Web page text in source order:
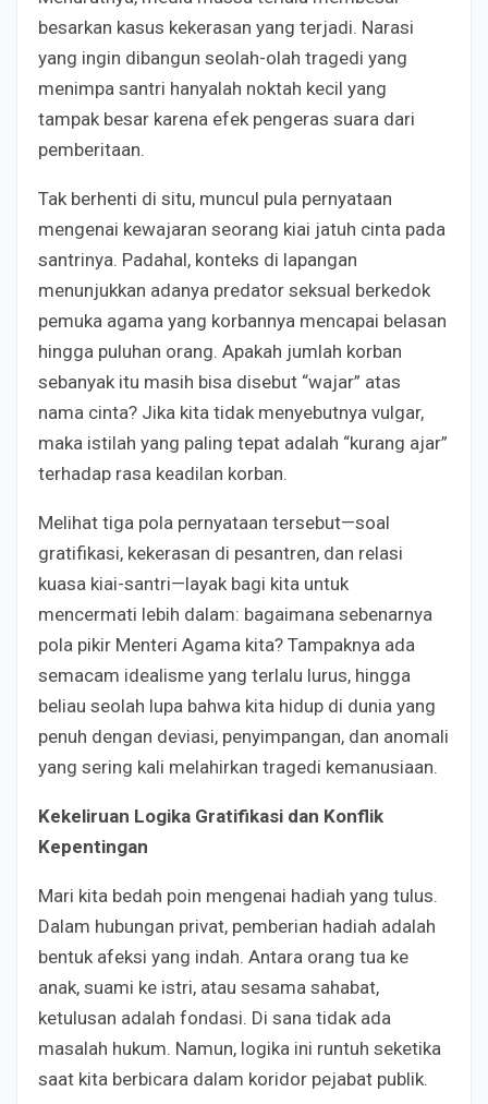
besarkan kasus kekerasan yang terjadi. Narasi
yang ingin dibangun seolah-olah tragedi yang
menimpa santri hanyalah noktah kecil yang
tampak besar karena efek pengeras suara dari
pemberitaan.
Tak berhenti di situ, muncul pula pernyataan
mengenai kewajaran seorang kiai jatuh cinta pada
santrinya. Padahal, konteks di lapangan
menunjukkan adanya predator seksual berkedok
pemuka agama yang korbannya mencapai belasan
hingga puluhan orang. Apakah jumlah korban
sebanyak itu masih bisa disebut “wajar” atas
nama cinta? Jika kita tidak menyebutnya vulgar,
maka istilah yang paling tepat adalah “kurang ajar”
terhadap rasa keadilan korban.
Melihat tiga pola pernyataan tersebut—soal
gratifikasi, kekerasan di pesantren, dan relasi
kuasa kiai-santri—layak bagi kita untuk
mencermati lebih dalam: bagaimana sebenarnya
pola pikir Menteri Agama kita? Tampaknya ada
semacam idealisme yang terlalu lurus, hingga
beliau seolah lupa bahwa kita hidup di dunia yang
penuh dengan deviasi, penyimpangan, dan anomali
yang sering kali melahirkan tragedi kemanusiaan.
Kekeliruan Logika Gratifikasi dan Konflik
Kepentingan
Mari kita bedah poin mengenai hadiah yang tulus.
Dalam hubungan privat, pemberian hadiah adalah
bentuk afeksi yang indah. Antara orang tua ke
anak, suami ke istri, atau sesama sahabat,
ketulusan adalah fondasi. Di sana tidak ada
masalah hukum. Namun, logika ini runtuh seketika
saat kita berbicara dalam koridor pejabat publik.